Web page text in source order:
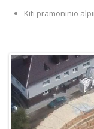
Kiti pramoninio